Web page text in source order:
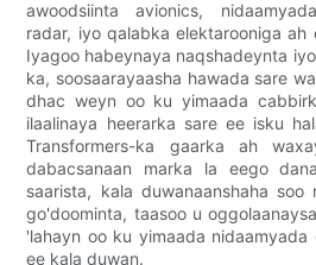
awoodsiinta avionics,
radar, iyo qalabka elektarooniga ah
Iyagoo habeynaya naqshadeynta
ka, soosaarayaasha hawada sare
dhac weyn oo ku yimaada
ilaalinaya heerarka sare ee isku
Transformers-ka gaarka ah
dabacsanaan marka la eego
saarista, kala duwanaanshaha soo
go'doominta, taasoo u
'lahayn oo ku yimaada
ee kala duwan.